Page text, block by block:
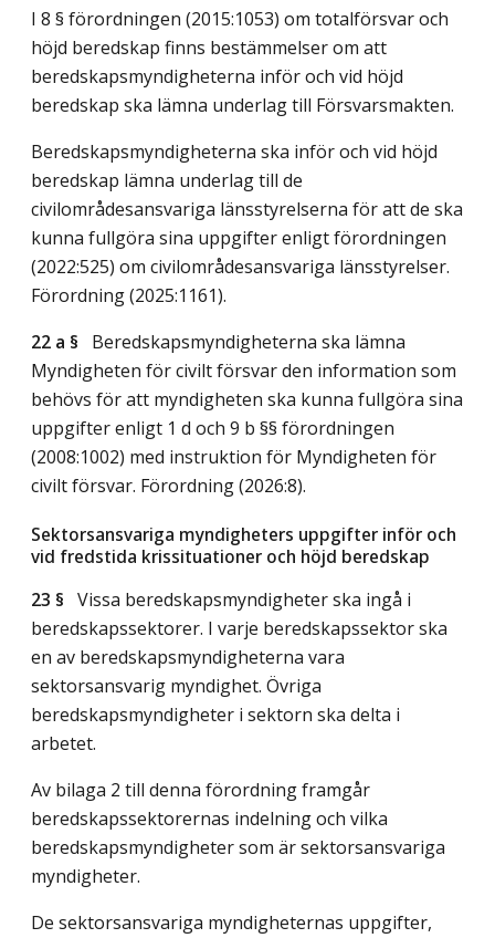
I 8 § förordningen (2015:1053) om totalförsvar och
höjd beredskap finns bestämmelser om att
beredskapsmyndigheterna inför och vid höjd
beredskap ska lämna underlag till Försvarsmakten.
Beredskapsmyndigheterna ska inför och vid höjd
beredskap lämna underlag till de
civilområdesansvariga länsstyrelserna för att de ska
kunna fullgöra sina uppgifter enligt förordningen
(2022:525) om civilområdesansvariga länsstyrelser.
Förordning (2025:1161).
22 a § Beredskapsmyndigheterna ska lämna
Myndigheten för civilt försvar den information som
behövs för att myndigheten ska kunna fullgöra sina
uppgifter enligt 1 d och 9 b §§ förordningen
(2008:1002) med instruktion för Myndigheten för
civilt försvar. Förordning (2026:8).
Sektorsansvariga myndigheters uppgifter inför och
vid fredstida krissituationer och höjd beredskap
23 § Vissa beredskapsmyndigheter ska ingå i
beredskapssektorer. I varje beredskapssektor ska
en av beredskapsmyndigheterna vara
sektorsansvarig myndighet. Övriga
beredskapsmyndigheter i sektorn ska delta i
arbetet.
Av bilaga 2 till denna förordning framgår
beredskapssektorernas indelning och vilka
beredskapsmyndigheter som är sektorsansvariga
myndigheter.
De sektorsansvariga myndigheternas uppgifter,